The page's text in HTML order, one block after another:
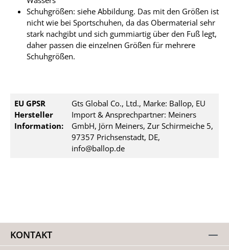
Schuhgrößen: siehe Abbildung. Das mit den Größen ist
nicht wie bei Sportschuhen, da das Obermaterial sehr
stark nachgibt und sich gummiartig über den Fuß legt,
daher passen die einzelnen Größen für mehrere
Schuhgrößen.
EU GPSR
Hersteller
Information:
Gts Global Co., Ltd., Marke: Ballop, EU
Import & Ansprechpartner: Meiners
GmbH, Jörn Meiners, Zur Schirmeiche 5,
97357 Prichsenstadt, DE,
info@ballop.de
KONTAKT